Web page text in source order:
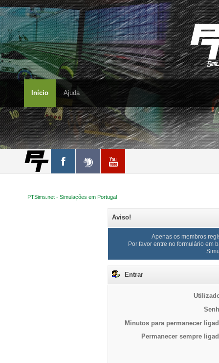
Início Ajuda
PTSims.net - Simulações em Portugal
Aviso!
Apenas os membros
Por favor entre no formulário em
Entrar
Minutos para permanecer
Permanecer sempre